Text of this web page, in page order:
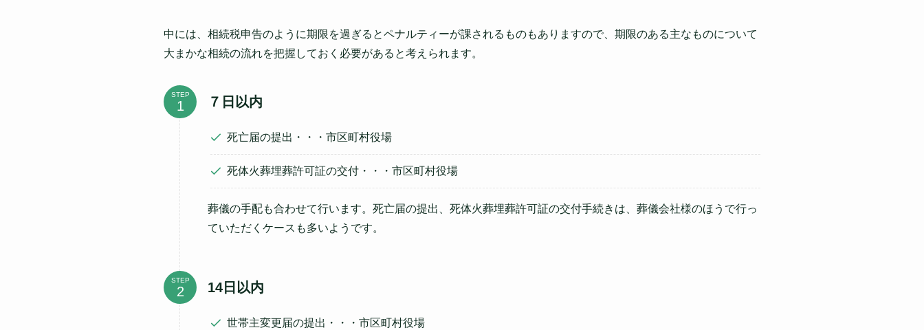
中には、相続税申告のように期限を過ぎるとペナルティーが課されるものもありますので、期限のある主なものについて
大まかな相続の流れを把握しておく必要があると考えられます。
STEP ７日以内
死亡届の提出・・・市区町村役場
死体火葬埋葬許可証の交付・・・市区町村役場
葬儀の手配も合わせて行います。死亡届の提出、死体火葬埋葬許可証の交付手続きは、葬儀会社様のほうで行っ
ていただくケースも多いようです。
STEP 14日以内
世帯主変更届の提出・・・市区町村役場